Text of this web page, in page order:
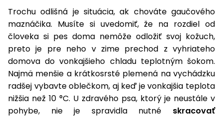
Čerpadlá
vodárne
Vysokotlakové
umývačky
Zametacie
Navijaky
Príslušenstvo
Bagre
Trochu odlišná je situácia, ak chováte gaučového
maznáčika. Musíte si uvedomiť, že na rozdiel od
človeka si pes doma nemôže odložiť svoj kožuch,
preto je pre neho v zime prechod z vyhriateho
domova do vonkajšieho chladu teplotným šokom.
Najmä menšie a krátkosrsté plemená na vychádzku
radšej vybavte oblečkom, aj keď je vonkajšia teplota
nižšia než 10 °C. U zdravého psa, ktorý je neustále v
pohybe, nie je spravidla nutné skracovať